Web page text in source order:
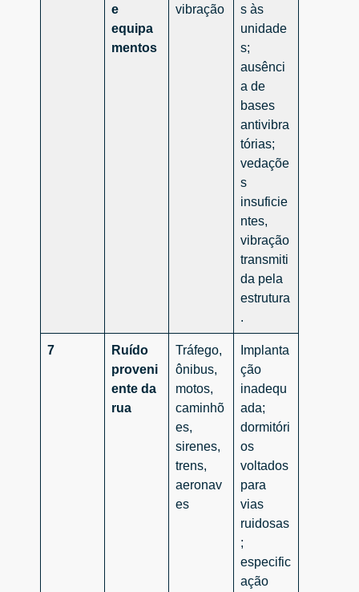
e
equipa
mentos
vibração
s às
unidade
s;
ausênci
a de
bases
antivibra
tórias;
vedaçõe
s
insuficie
ntes,
vibração
transmiti
da pela
estrutura
.
7
Ruído
proveni
ente da
rua
Tráfego,
ônibus,
motos,
caminhõ
es,
sirenes,
trens,
aeronav
es
Implanta
ção
inadequ
ada;
dormitóri
os
voltados
para
vias
ruidosas
;
especific
ação